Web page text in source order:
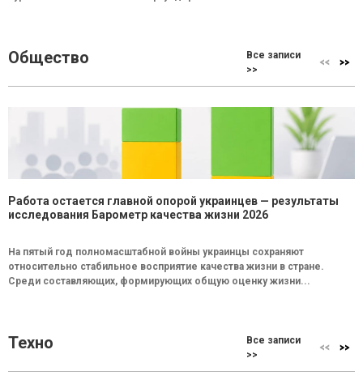
Общество
Все записи
>>
Работа остается главной опорой украинцев — результаты
исследования Барометр качества жизни 2026
На пятый год полномасштабной войны украинцы сохраняют
относительно стабильное восприятие качества жизни в стране.
Среди составляющих, формирующих общую оценку жизни...
Техно
Все записи
>>